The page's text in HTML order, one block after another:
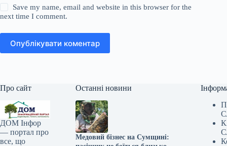
Save my name, email and website in this browser for the
next time I comment.
Опублікувати коментар
Про сайт
ДОМ Інфор
— портал про
все, що
Останні новини
Медовий бізнес на Сумщині: